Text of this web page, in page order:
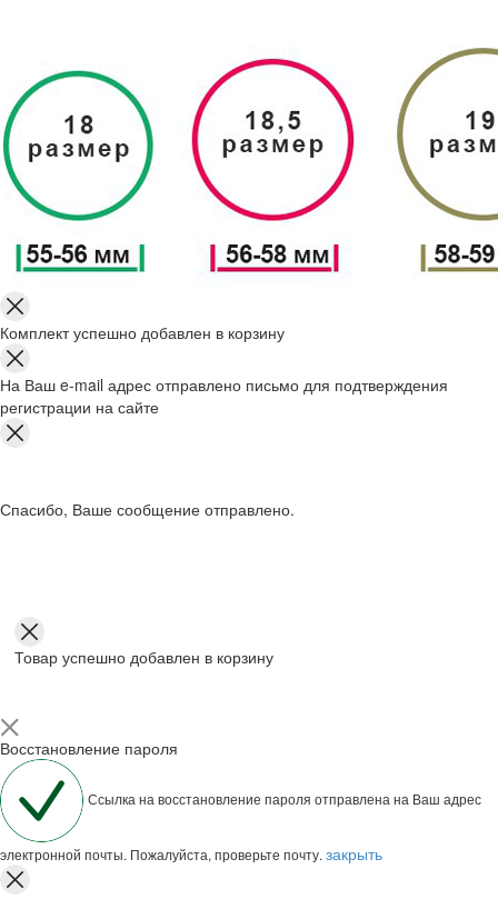
Комплект успешно добавлен в корзину
На Ваш e-mail адрес отправлено письмо для подтверждения
регистрации на сайте
Спасибо, Ваше сообщение отправлено.
Товар успешно добавлен в корзину
Восстановление пароля
Ссылка на восстановление пароля отправлена на Ваш адрес
электронной почты. Пожалуйста, проверьте почту. закрыть